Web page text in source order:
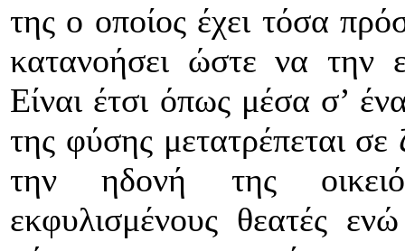
της ο οποίος έχει τόσα
κατανοήσει ώστε να την
Είναι έτσι όπως μέσα σ’
της φύσης μετατρέπεται
την ηδονή της
εκφυλισμένους θεατές